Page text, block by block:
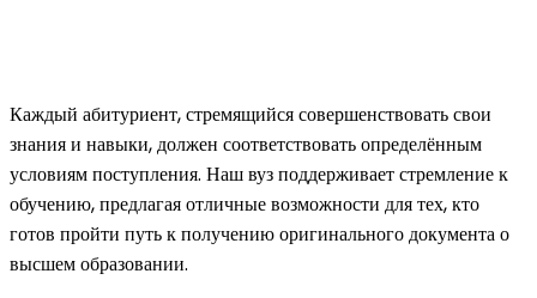
Каждый абитуриент, стремящийся совершенствовать свои
знания и навыки, должен соответствовать определённым
условиям поступления. Наш вуз поддерживает стремление к
обучению, предлагая отличные возможности для тех, кто
готов пройти путь к получению оригинального документа о
высшем образовании.